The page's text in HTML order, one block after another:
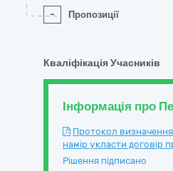
- Пропозиції
Кваліфікація Учасників
Інформація про
Протокол
намір укласти договір
Рішення підписано